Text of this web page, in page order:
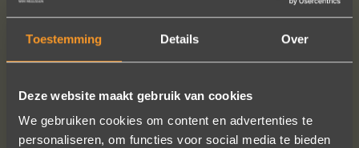
Toestemming Details Over
Deze website maakt gebruik van cookies
We gebruiken cookies om content en advertenties te
personaliseren, om functies voor social media te bieden
SUIVEZ-NOUS SUR LES MÉDIAS SOCIAUX